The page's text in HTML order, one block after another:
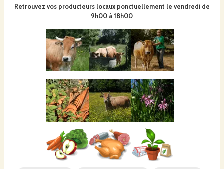
Retrouvez vos producteurs locaux ponctuellement le vendredi de
9h00 à 18h00